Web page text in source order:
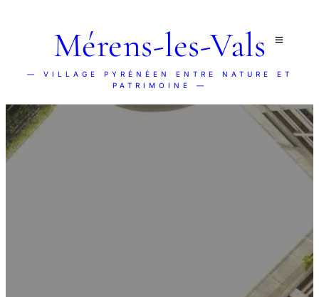
Mérens-les-Vals
— VILLAGE PYRÉNÉEN ENTRE NATURE ET
PATRIMOINE —